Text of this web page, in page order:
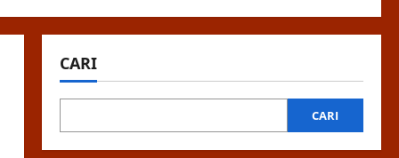
CARI
CARI